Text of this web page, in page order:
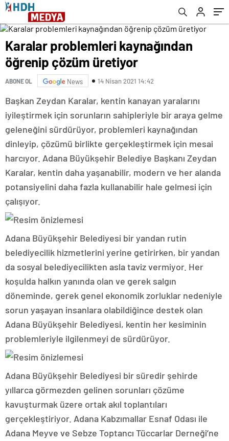
Karalar problemleri kaynağından
öğrenip çözüm üretiyor
ABONE OL News 14 Nisan 2021 14:42
Başkan Zeydan Karalar, kentin kanayan yaralarını
iyileştirmek için sorunların sahipleriyle bir araya gelme
geleneğini sürdürüyor, problemleri kaynağından
dinleyip, çözümü birlikte gerçekleştirmek için mesai
harcıyor. Adana Büyükşehir Belediye Başkanı Zeydan
Karalar, kentin daha yaşanabilir, modern ve her alanda
potansiyelini daha fazla kullanabilir hale gelmesi için
çalışıyor.
Adana Büyükşehir Belediyesi bir yandan rutin
belediyecilik hizmetlerini yerine getirirken, bir yandan
da sosyal belediyecilikten asla taviz vermiyor. Her
koşulda halkın yanında olan ve gerek salgın
döneminde, gerek genel ekonomik zorluklar nedeniyle
sorun yaşayan insanlara olabildiğince destek olan
Adana Büyükşehir Belediyesi, kentin her kesiminin
problemleriyle ilgilenmeyi de sürdürüyor.
Adana Büyükşehir Belediyesi bir süredir şehirde
yıllarca görmezden gelinen sorunları çözüme
kavuşturmak üzere ortak akıl toplantıları
gerçekleştiriyor. Adana Kabzımallar Esnaf Odası ile
Adana Meyve ve Sebze Toptancı Tüccarlar Derneği’ne